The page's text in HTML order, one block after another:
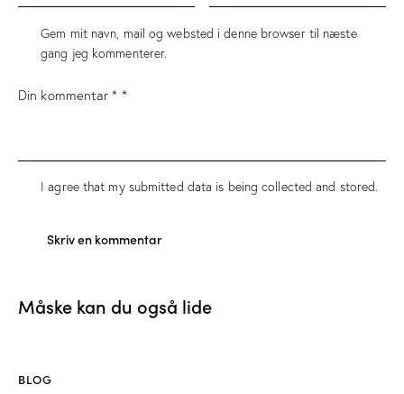
Gem mit navn, mail og websted i denne browser til næste
gang jeg kommenterer.
I agree that my submitted data is beingcollected and stored.
Måske kan du også lide
BLOG